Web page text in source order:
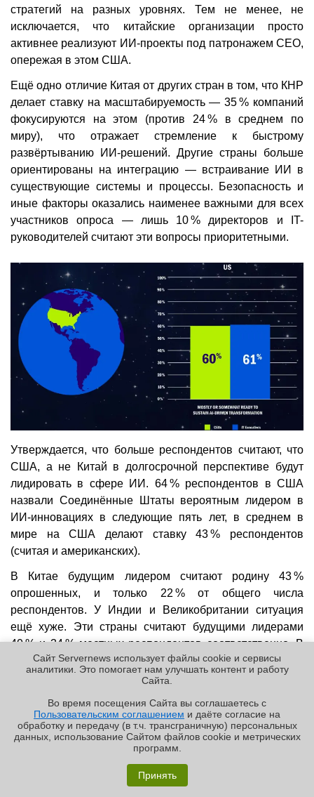
«Графиня»: как Grafana, только лучше?
✖
стратегий на разных уровнях. Тем не менее, не
исключается, что китайские организации просто
активнее реализуют ИИ-проекты под патронажем CEO,
опережая в этом США.
Ещё одно отличие Китая от других стран в том, что КНР
делает ставку на масштабируемость — 35 % компаний
фокусируются на этом (против 24 % в среднем по
миру), что отражает стремление к быстрому
развёртыванию ИИ-решений. Другие страны больше
ориентированы на интеграцию — встраивание ИИ в
существующие системы и процессы. Безопасность и
иные факторы оказались наименее важными для всех
участников опроса — лишь 10 % директоров и IT-
руководителей считают эти вопросы приоритетными.
Утверждается, что больше респондентов считают, что
США, а не Китай в долгосрочной перспективе будут
лидировать в сфере ИИ. 64 % респондентов в США
назвали Соединённые Штаты вероятным лидером в
ИИ-инновациях в следующие пять лет, в среднем в
мире на США делают ставку 43 % респондентов
(считая и американских).
В Китае будущим лидером считают родину 43 %
опрошенных, и только 22 % от общего числа
респондентов. У Индии и Великобритании ситуация
ещё хуже. Эти страны считают будущими лидерами
40 % и 34 % местных респондентов соответственно. В
целом по миру шансы Индии и Соединённого
Королевства стать лидерами дают 16 % и 19 % от всех
Сайт Servernews использует файлы cookie и сервисы
аналитики. Это помогает нам улучшать контент и работу
Cайта.
Во время посещения Cайта вы соглашаетесь с
Пользовательским соглашением и даёте согласие на
обработку и передачу (в т.ч. трансграничную) персональных
данных, использование Cайтом файлов cookie и метрических
программ.
Принять